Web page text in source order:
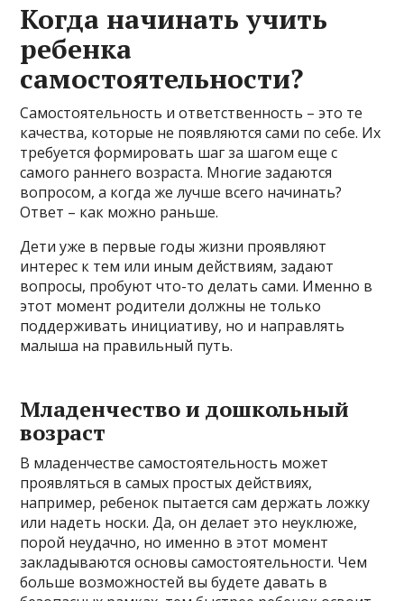
Когда начинать учить
ребенка
самостоятельности?
Самостоятельность и ответственность – это те
качества, которые не появляются сами по себе. Их
требуется формировать шаг за шагом еще с
самого раннего возраста. Многие задаются
вопросом, а когда же лучше всего начинать?
Ответ – как можно раньше.
Дети уже в первые годы жизни проявляют
интерес к тем или иным действиям, задают
вопросы, пробуют что-то делать сами. Именно в
этот момент родители должны не только
поддерживать инициативу, но и направлять
малыша на правильный путь.
Младенчество и дошкольный
возраст
В младенчестве самостоятельность может
проявляться в самых простых действиях,
например, ребенок пытается сам держать ложку
или надеть носки. Да, он делает это неуклюже,
порой неудачно, но именно в этот момент
закладываются основы самостоятельности. Чем
больше возможностей вы будете давать в